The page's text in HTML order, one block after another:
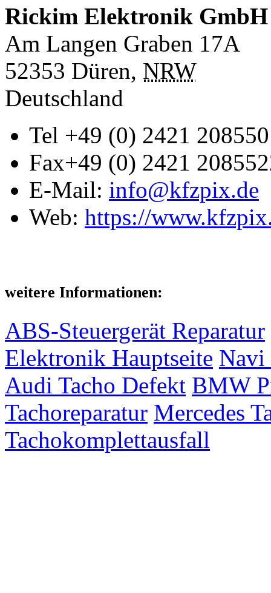
Rickim Elektronik GmbH
Am Langen Graben 17A
52353 Düren, NRW
Deutschland
Tel +49 (0) 2421 208550
Fax+49 (0) 2421
E-Mail: info@kfzpix.de
Web: https://
weitere Informationen:
ABS-Steuergerät Reparatur
Elektronik Hauptseite Navi
Audi Tacho Defekt BMW
Tachoreparatur Mercedes
Tachokomplettausfall